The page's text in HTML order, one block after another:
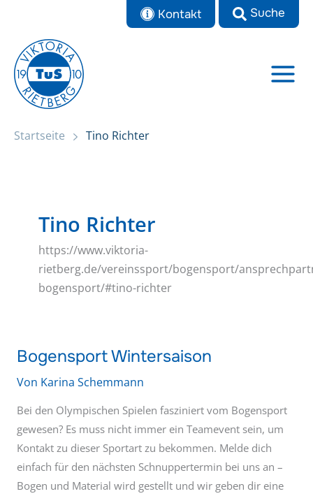
springen
Kontakt
Startseite Tino Richter
Tino Richter
https://www.viktoria-
rietberg.de/vereinssport/bogensport/
bogensport/#tino-richter
Bogensport Wintersaison
Von Karina Schemmann
Bei den Olympischen Spielen fasziniert vom Bogensport
gewesen? Es muss nicht immer ein Teamevent sein, um
Kontakt zu dieser Sportart zu bekommen. Melde dich
einfach für den nächsten Schnuppertermin bei uns an –
Bogen und Material wird gestellt und wir geben dir eine
Bogensport